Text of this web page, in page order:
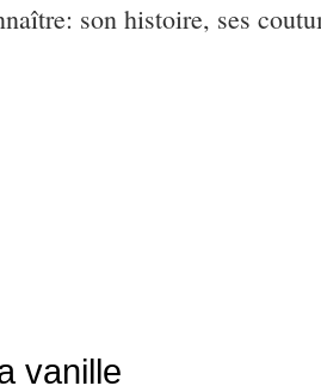
son histoire, ses
vanille